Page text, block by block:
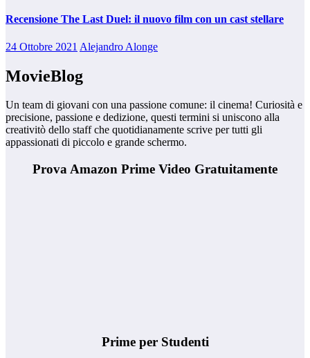
Recensione The Last Duel: il nuovo film con un cast stellare
24 Ottobre 2021 Alejandro Alonge
MovieBlog
Un team di giovani con una passione comune: il cinema! Curiosità e
precisione, passione e dedizione, questi termini si uniscono alla
creativitò dello staff che quotidianamente scrive per tutti gli
appassionati di piccolo e grande schermo.
Prova Amazon Prime Video Gratuitamente
Prime per Studenti